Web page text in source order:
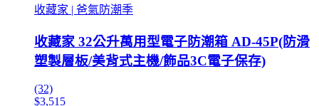
收藏家 | 爸氣防潮季
收藏家 32公升萬用型電子防潮箱 AD-45P(防滑
塑製層板/美背式主機/飾品3C電子保存)
(32)
$3,515